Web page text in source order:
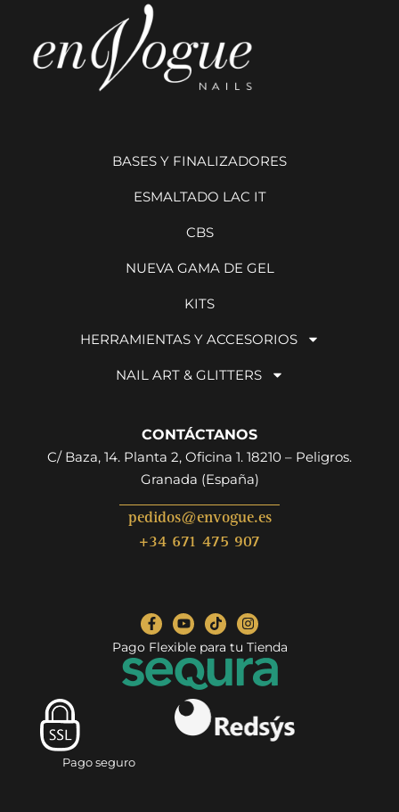
BASES Y FINALIZADORES
ESMALTADO LAC IT
CBS
NUEVA GAMA DE GEL
KITS
HERRAMIENTAS Y ACCESORIOS
NAIL ART & GLITTERS
CONTÁCTANOS
C/ Baza, 14. Planta 2, Oficina 1. 18210 – Peligros.
Granada (España)
pedidos@envogue.es
+34 671 475 907
Pago Flexible para tu Tienda
Pago seguro